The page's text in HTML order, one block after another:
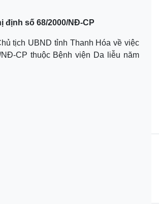
số 68/2000/NĐ-CP
tịch UBND tỉnh Thanh Hóa về việc
CP thuộc Bệnh viện Da liễu năm